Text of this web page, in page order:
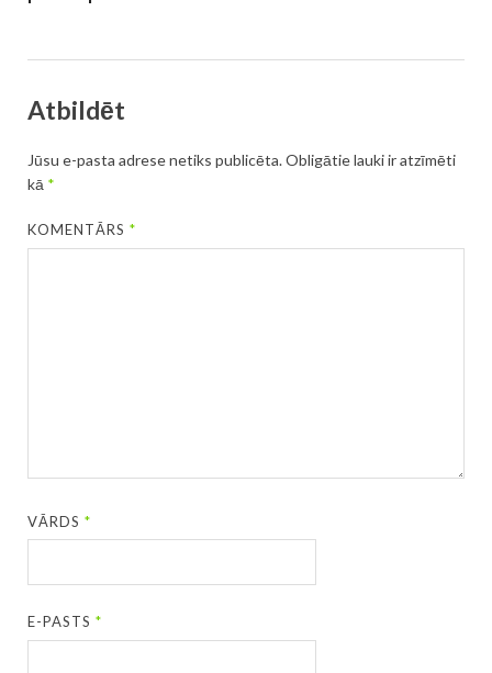
Atbildēt
Jūsu e-pasta adrese netiks publicēta.Obligātie lauki ir atzīmēti
kā *
KOMENTĀRS*
VĀRDS*
E-PASTS*